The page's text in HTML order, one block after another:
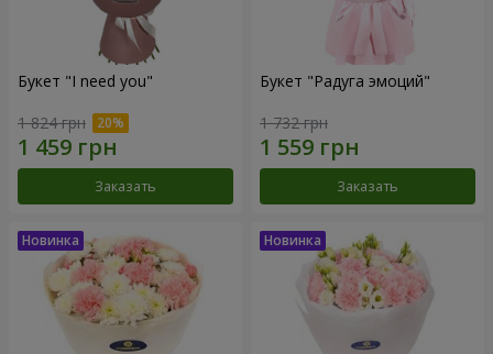
Букет "I need you"
1 824 грн
Заказать
Букет "Радуга эмоций"
1 732 грн
Заказать